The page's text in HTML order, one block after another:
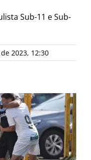
Sub-11 e Sub-
2023, 12:30